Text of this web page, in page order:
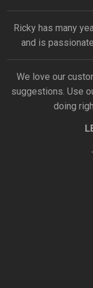
Ricky has many
and is
We love our
suggestions. Use
doing